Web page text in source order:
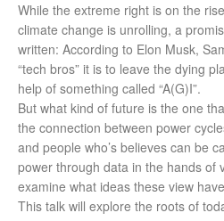
While the extreme right is on the
climate change is unrolling, a
written: According to Elon Musk,
“tech bros” it is to leave the dying
help of something called “A(G)I”.
But what kind of future is the one
the connection between power
and people who’s believes can be
power through data in the hands of
examine what ideas these view
This talk will explore the roots of